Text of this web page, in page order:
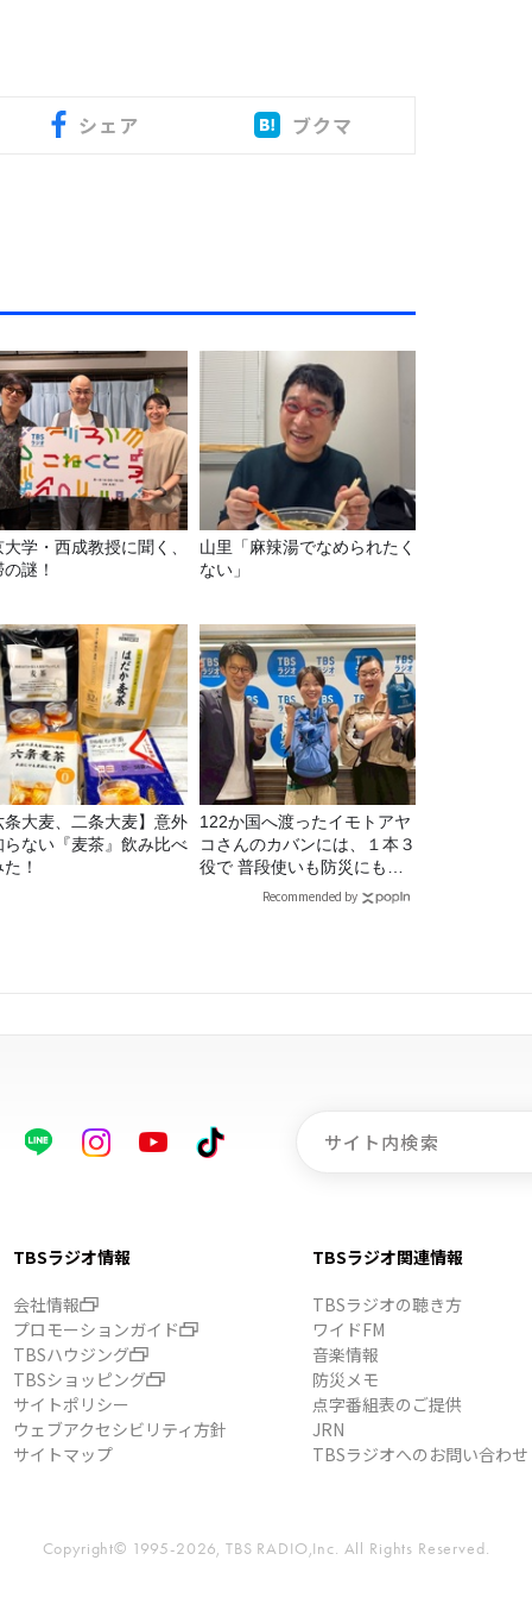
シェア ブクマ
大学・西成教授に聞く、
謎！
山里「麻辣湯でなめられたく
ない」
条大麦、二条大麦】意外
らない『麦茶』飲み比べ
！
122か国へ渡ったイモトアヤ
コさんのカバンには、１本３
役で 普段使いも防災にもな
る最強の棒が入っていた！
Recommended by
TBSラジオ情報
会社情報
プロモーションガイド
TBSハウジング
TBSショッピング
サイトポリシー
ウェブアクセシビリティ方針
サイトマップ
TBSラジオ関連情報
TBSラジオの聴き方
ワイドFM
音楽情報
防災メモ
点字番組表のご提供
JRN
TBSラジオへのお問い合わせ
Copyright© 1995-2026, TBS RADIO,Inc. All Rights Reserved.